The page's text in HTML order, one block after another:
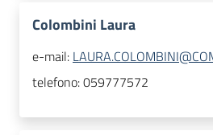
Colombini Laura
e-mail:
telefono:059777572